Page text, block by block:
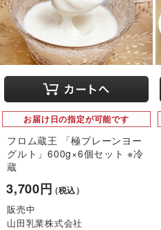
お届け日の指定が可能です
フロム蔵王 「極プレーンヨー
グルト」600g×6個セット ※冷
蔵
3,700円（税込）
販売中
山田乳業株式会社